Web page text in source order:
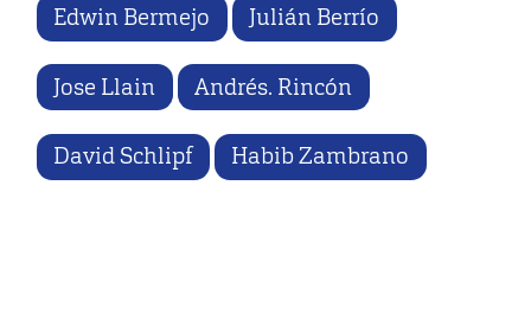
Edwin Bermejo Julián Berrío
Jose Llain Andrés. Rincón
David Schlipf Habib Zambrano